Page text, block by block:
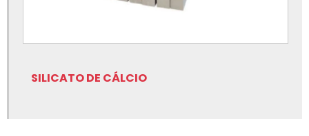
Peças em grafite para fundição
Rotor de grafite para fundição
SILICATO DE CÁLCIO